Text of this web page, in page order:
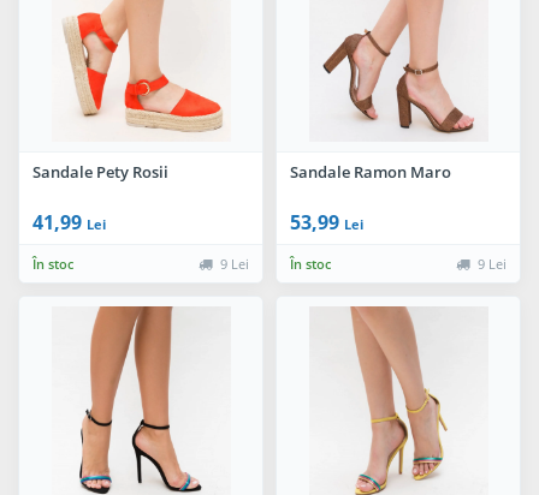
Sandale Pety Rosii
41,99 Lei
În stoc 9 Lei
Sandale Ramon Maro
53,99 Lei
În stoc 9 Lei